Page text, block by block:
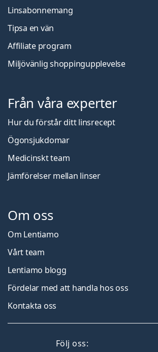
Linsabonnemang
Tipsa en vän
Affiliate program
Miljövänlig shoppingupplevelse
Från våra experter
Hur du förstår ditt linsrecept
Ögonsjukdomar
Medicinskt team
Jämförelser mellan linser
Om oss
Om Lentiamo
Vårt team
Lentiamo blogg
Fördelar med att handla hos oss
Kontakta oss
Följ oss: